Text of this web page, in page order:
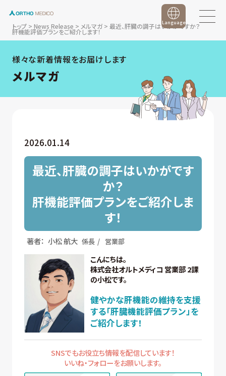
トップ> News Release > メルマガ> 最近、肝臓の調子はいかがですか？
肝機能評価プランをご紹介します！
Language
様々な新着情報をお届けします
メルマガ
2026.01.14
最近、肝臓の調子はいかがです
か？
肝機能評価プランをご紹介しま
す！
著者： 小松 航大 係長 営業部
こんにちは。
株式会社オルトメディコ 営業部 2課
の小松です。
健やかな肝機能の維持を支援
する「肝臓機能評価プラン」を
ご紹介します！
SNSでもお役立ち情報を配信しています！
いいね・フォローをお願いします。